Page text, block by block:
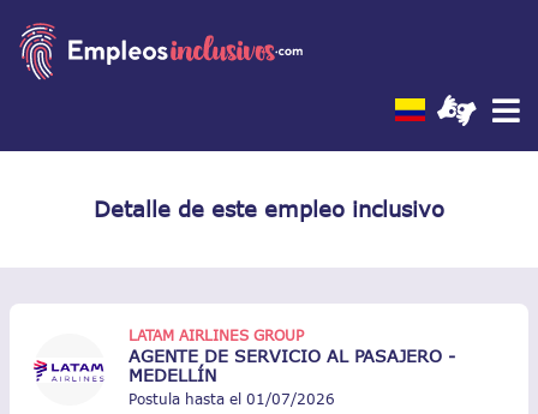
Detalle de este empleo inclusivo
LATAM AIRLINES GROUP
AGENTE DE SERVICIO AL PASAJERO -
MEDELLÍN
Postula hasta el 01/07/2026